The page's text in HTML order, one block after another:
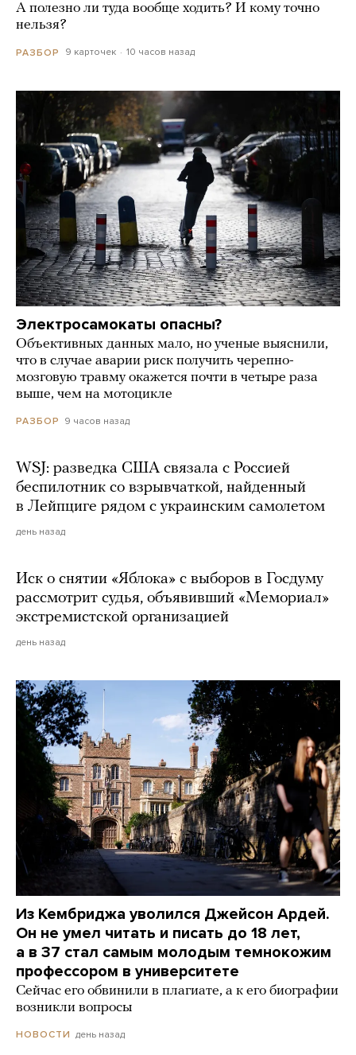
А полезно ли туда вообще ходить? И кому точно
нельзя?
РАЗБОР 9 карточек 10 часов назад
Электросамокаты опасны?
Объективных данных мало, но ученые выяснили,
что в случае аварии риск получить черепно-
мозговую травму окажется почти в четыре раза
выше, чем на мотоцикле
РАЗБОР 9 часов назад
WSJ: разведка США связала с Россией
беспилотник со взрывчаткой, найденный
в Лейпциге рядом с украинским самолетом
день назад
Иск о снятии «Яблока» с выборов в Госдуму
рассмотрит судья, объявивший «Мемориал»
экстремистской организацией
день назад
Из Кембриджа уволился Джейсон Ардей.
Он не умел читать и писать до 18 лет,
а в 37 стал самым молодым темнокожим
профессором в университете
Сейчас его обвинили в плагиате, а к его биографии
возникли вопросы
НОВОСТИ день назад